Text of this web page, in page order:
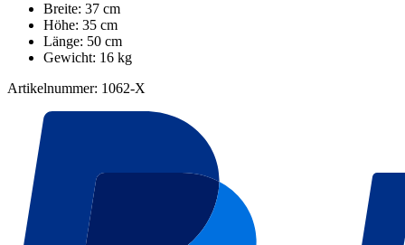
Breite: 37 cm
Höhe: 35 cm
Länge: 50 cm
Gewicht: 16 kg
Artikelnummer: 1062-X